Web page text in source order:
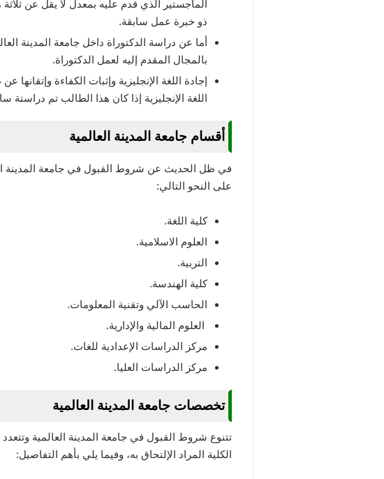
ذو خبرة عمل سابقة.
بالمجال المقدم إليه لعمل الدكتوراة.
اللغة الإنجليزية إذا كان هذا الطالب تم دراستة
أقسام جامعة المدينة العالمية
في ظل الحديث عن شروط القبول في جامعة المدينة
على النحو التالي:
كلية اللغة.
العلوم الاسلامية.
التربية.
كلية الهندسة.
الحاسب الآلي وتقنية المعلومات.
العلوم المالية والإدارية.
مركز الدراسات الإعدادية للغات.
مركز الدراسات العليا.
تخصصات جامعة المدينة العالمية
تتنوع شروط القبول في جامعة المدينة العالمية
الكلية المراد الإلتحاق به، وفيما يلي بأهم التفاصيل: